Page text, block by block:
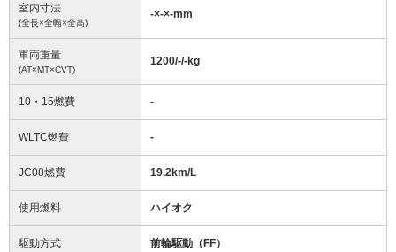
室内寸法
(全長×全幅×全高)
-×-×-mm
車両重量
(AT×MT×CVT)
1200/-/-kg
10・15燃費 -
WLTC燃費 -
JC08燃費 19.2km/L
使用燃料 ハイオク
駆動方式 前輪駆動（FF）